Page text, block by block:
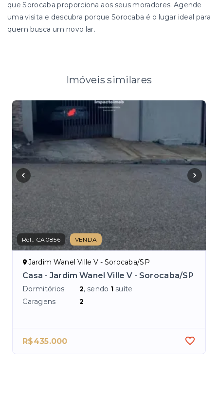
que Sorocaba proporciona aos seus moradores. Agende
uma visita e descubra porque Sorocaba é o lugar ideal para
quem busca um novo lar.
Imóveis similares
Ref.: CA0856 VENDA
Jardim Wanel Ville V - Sorocaba/SP
Casa - Jardim Wanel Ville V - Sorocaba/SP
Dormitórios 2, sendo 1 suíte
Garagens
2
R$435.000